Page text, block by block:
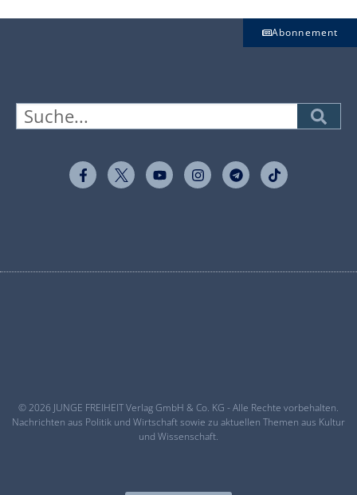
Abonnement
© 2026 JUNGE FREIHEIT Verlag GmbH & Co. KG - Alle Rechte vorbehalten.
Nachrichten aus Politik und Wirtschaft sowie zu aktuellen Themen aus Kultur
und Wissenschaft.